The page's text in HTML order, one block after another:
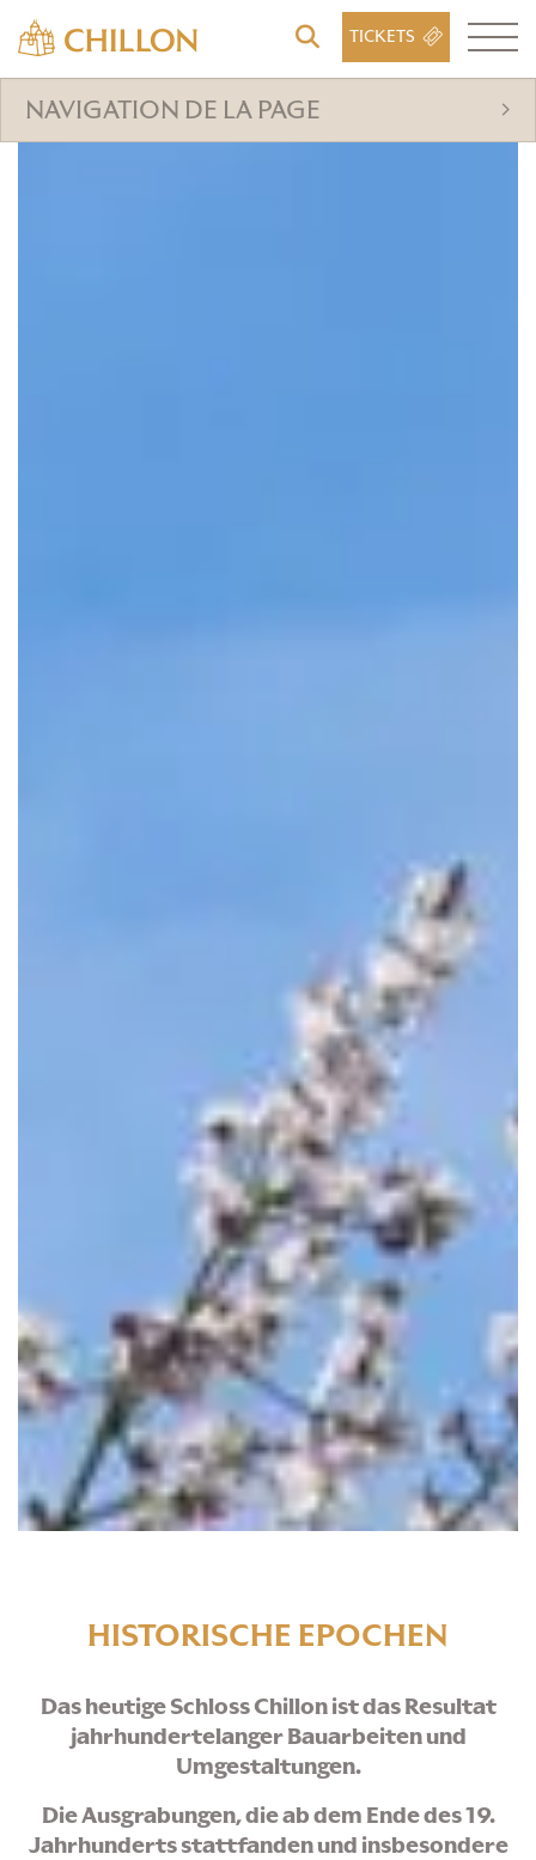
TICKETS
NAVIGATION DE LA PAGE
HISTORISCHE EPOCHEN
Das heutige Schloss Chillon ist das Resultat
jahrhundertelanger Bauarbeiten und
Umgestaltungen.
Die Ausgrabungen, die ab dem Ende des 19.
Jahrhunderts stattfanden und insbesondere